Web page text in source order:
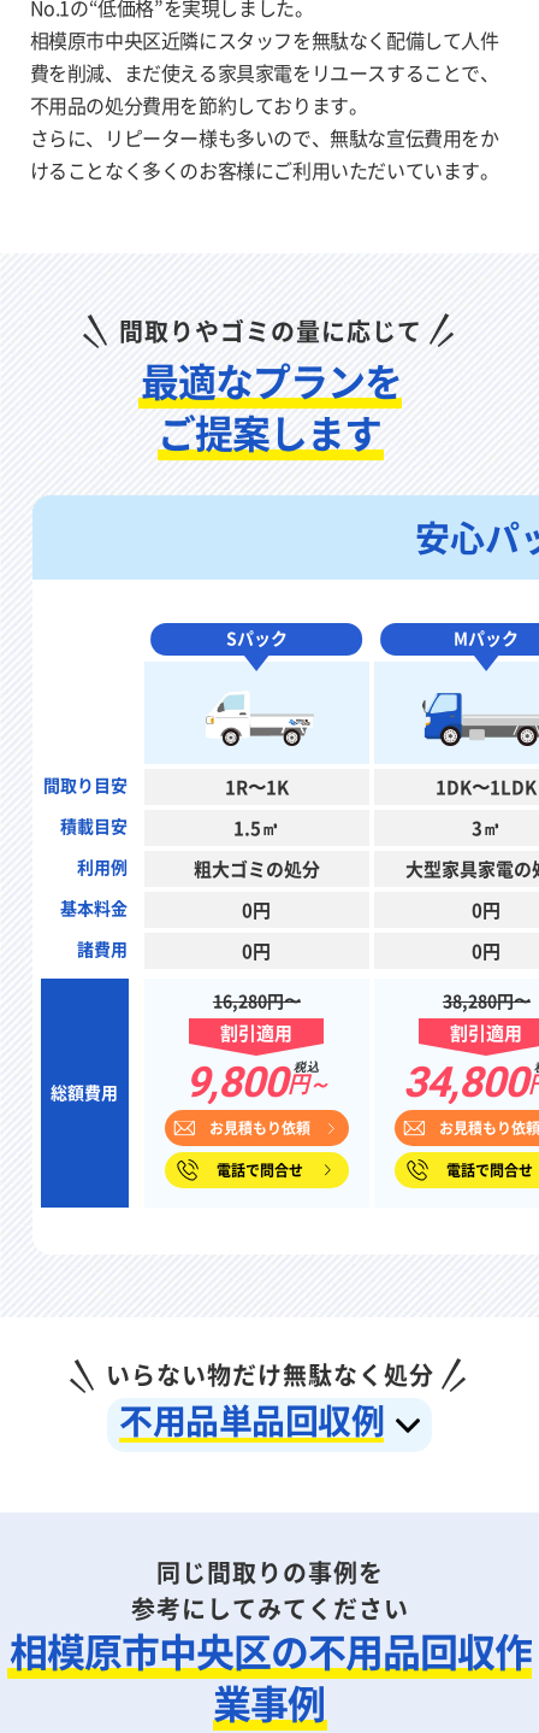
No.1の“低価格”を実現しました。
相模原市中央区近隣にスタッフを無駄なく配備して人件
費を削減、まだ使える家具家電をリユースすることで、
不用品の処分費用を節約しております。
さらに、リピーター様も多いので、無駄な宣伝費用をか
けることなく多く のお客様にご利用いただいています。
間取りやゴミの量に応じて
最適なプランを
ご提案します
安心パ
Sパック Mパック
間取り目安 1R〜1K 1DK〜1LDK
積載目安 1.5㎥ 3㎥
利用例 粗大ゴミの処分 大型家具家電の
基本料金 0円 0円
諸費用 0円 0円
総額費用
16,280円〜
割引適用
9,800円～
税込
お見積もり依頼
電話で問合せ
38,280円〜
割引適用
34,800
お見積もり依頼
電話で問合せ
いらない物だけ無駄なく処分
不用品単品回収例
同じ間取りの事例を
参考にしてみてください
相模原市中央区の不用品回収作
業事例